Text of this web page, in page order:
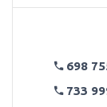
698
733